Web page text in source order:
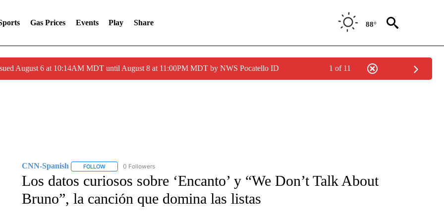
Gas Prices Events Play Share 88°
August 6 at 10:14AM MDT until August 8 at 11:00PM MDT by NWS Pocatello ID 1 of 11
CNN-Spanish FOLLOWFOLLOW "CNN-SPANISH" TO RECEIVE NOTIFICATIONS ABOUT NEW PAGES ON "CNN-SPANISH".
0 Followers
Los datos curiosos sobre ‘Encanto’ y “We Don’t Talk About
Bruno”, la canción que domina las listas